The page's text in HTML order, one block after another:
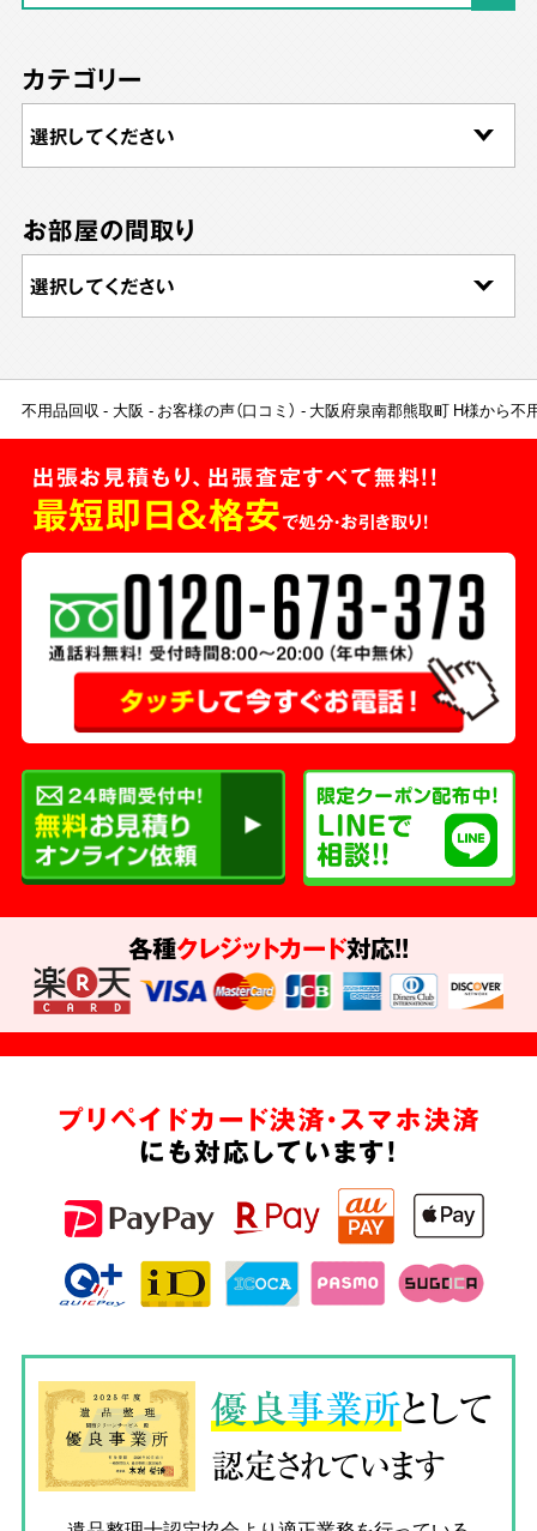
カテゴリー
お部屋の間取り
不用品回収 大阪 お客様の声（口コミ） 大阪府泉南郡熊取町 H様から不
出張お見積もり、出張査定すべて無料!!
最短即日＆格安で処分・お引き取り！
各種クレジットカード対応!!
プリペイドカード決済・スマホ決済
にも対応しています!
優良事業所として
認定されています